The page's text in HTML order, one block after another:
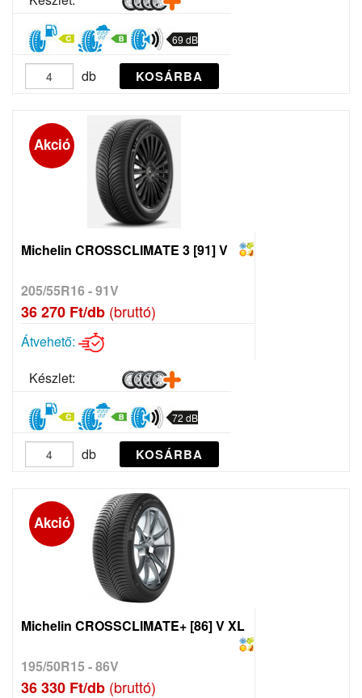
69 dB
db KOSÁRBA
Akció
Michelin CROSSCLIMATE 3 [91] V
205/55R16 - 91V
36 270 Ft/db (bruttó)
Átvehető:
Készlet:
72 dB
db KOSÁRBA
Akció
Michelin CROSSCLIMATE+ [86] V XL
195/50R15 - 86V
36 330 Ft/db (bruttó)